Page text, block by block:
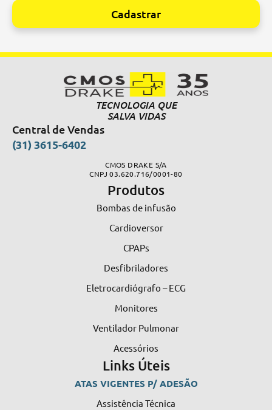
Cadastrar
TECNOLOGIA QUE
SALVA VIDAS
Central de Vendas
(31) 3615-6402
CMOS DRAKE S/A
CNPJ 03.620.716/0001-80
Produtos
Bombas de infusão
Cardioversor
CPAPs
Desfibriladores
Eletrocardiógrafo – ECG
Monitores
Ventilador Pulmonar
Acessórios
Links Úteis
ATAS VIGENTES P/ ADESÃO
Assistência Técnica